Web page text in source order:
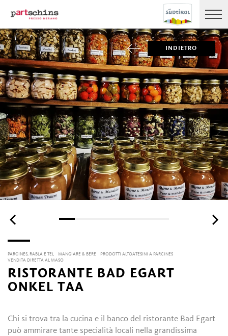
INDIETRO
PARCINES, RABLA E TEL MANGIARE & BERE
PRODOTTI ALTOATESINI A PARCINES
VENDITA DIRETTA AL MASO
RISTORANTE BAD EGART
ONKEL TAA
Chi si trova tra la cucina e il banco del ristorante Bad Egart
può ammirare tante specialità locali nella grandissima